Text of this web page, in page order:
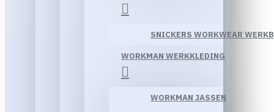
SNICKERS WORKWEAR
WORKMAN WERKKLEDING
WORKMAN JASSEN